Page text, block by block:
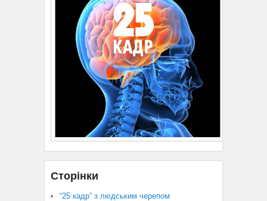
Сторінки
“25 кадр” з людським черепом